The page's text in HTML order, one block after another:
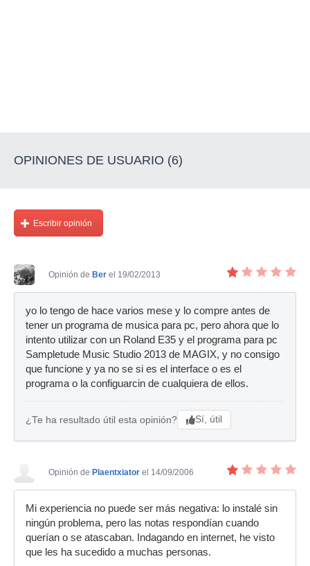
OPINIONES DE USUARIO (6)
Escribir opinión
Opinión de Ber el 19/02/2013
yo lo tengo de hace varios mese y lo compre antes de
tener un programa de musica para pc, pero ahora que lo
intento utilizar con un Roland E35 y el programa para pc
Sampletude Music Studio 2013 de MAGIX, y no consigo
que funcione y ya no se si es el interface o es el
programa o la configuarcin de cualquiera de ellos.
¿Te ha resultado útil esta opinión? Sí, útil
Opinión de Plaentxiator el 14/09/2006
Mi experiencia no puede ser más negativa: lo instalé sin
ningún problema, pero las notas respondían cuando
querían o se atascaban. Indagando en internet, he visto
que les ha sucedido a muchas personas.